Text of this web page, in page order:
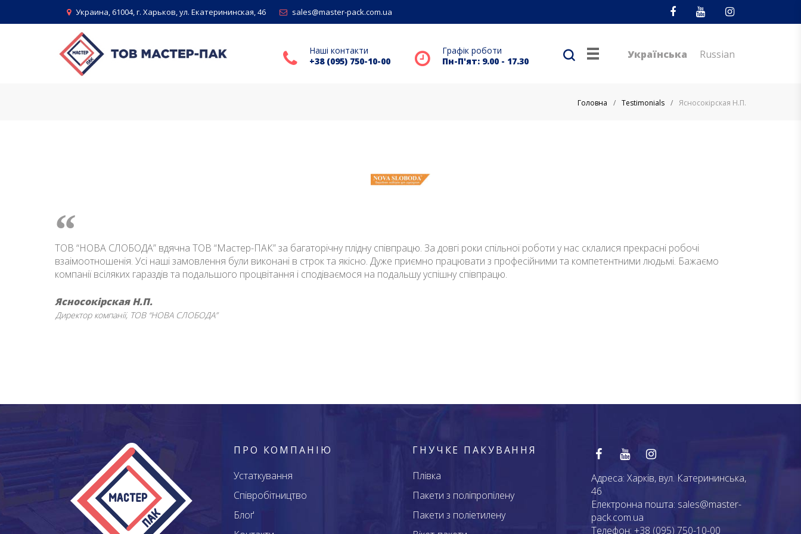
Украина, 61004, г. Харьков, ул. Екатерининская, 46 sales@master-pack.com.ua
Наші контакти
+38 (095) 750-10-00
Графік роботи
Пн-П'ят: 9.00 - 17.30
Українська Russian
Головна / Testimonials / Ясносокірская Н.П.
ТОВ “НОВА СЛОБОДА” вдячна ТОВ “Мастер-ПАК” за багаторічну плідну співпрацю. За довгі роки спільної роботи у нас склалися прекрасні робочі
взаімоотношенія. Усі наші замовлення були виконані в строк та якісно. Дуже приємно працювати з професійними та компетентними людьмі. Бажаємо
компанії всіляких гараздів та подальшого процвітання і сподіваємося на подальшу успішну співпрацю.
Ясносокірская Н.П.
Директор компанії ТОВ “НОВА СЛОБОДА”
ПРО КОМПАНІЮ
Устаткування
Співробітництво
Блоґ
ГНУЧКЕ ПАКУВАННЯ
Плівка
Пакети з поліпропілену
Пакети з поліетилену
Адреса: Харків, вул. Катерининська,
46
Електронна пошта: sales@master-
pack.com.ua
Телефон: +38 (095) 750-10-00